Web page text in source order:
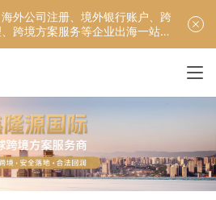
外公司注册、境外银行账户、跨
跨境方案服务等企业出海一站式